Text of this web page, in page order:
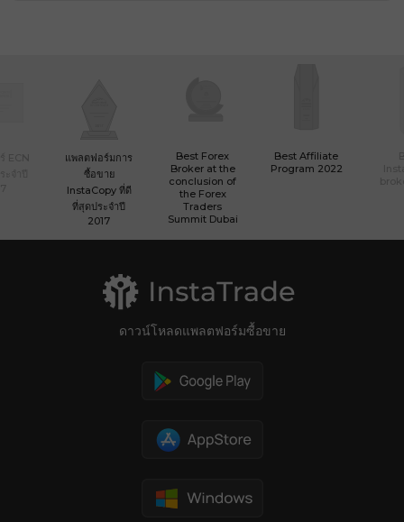
แพลตฟอร์มการ
ซื้อขาย
InstaCopy ที่ดี
ที่สุดประจำปี
2017
Best Forex
Broker at the
conclusion of
the Forex
Traders
Summit Dubai
Best Affiliate
Program 2022
ดาวน์โหลดแพลตฟอร์มซื้อขาย